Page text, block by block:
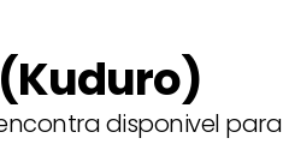
disponivel para